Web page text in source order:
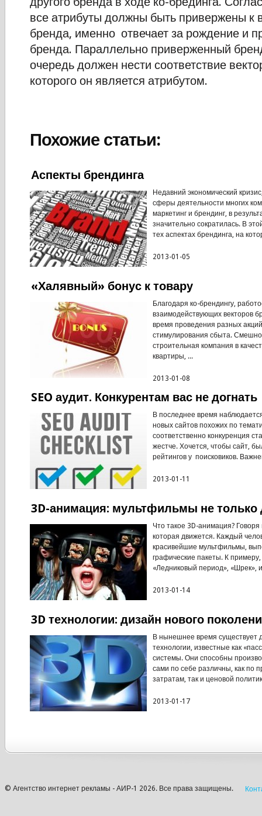
все атрибуты должны быть привержены к
бренда, именно отвечает за рождение и
бренда. Параллельно приверженный
очередь должен нести соответствие
которого он является атрибутом.
Похожие статьи:
Аспекты брендинга
Недавний экономический
сферы деятельности многих
маркетинг и брендинг, в
значительно сократилась. В
тех аспектах брендинга, на
2013-01-05
«Халявный» бонус к товару
Благодаря ко-брендингу,
взаимодействующих векторов
время проведения разных
стимулирования сбыта. Смешно
строительная компания в
квартиры, ...
2013-01-08
SEO аудит. Конкурентам вас не догнать
В последнее время
новых сайтов похожих по
соответственно конкуренция
жестче. Хочется, чтобы сайт,
рейтингов у поисковиков.
2013-01-11
3D-анимация: мультфильмы не только
Что такое 3D-анимация? Говоря
которая движется. Каждый
красивейшие мультфильмы,
графические пакеты. К
«Ледниковый период», «Шрек»,
2013-01-14
3D технологии: дизайн нового
В нынешнее время существует
технологии, известные как
системы. Они способны
сами по себе различны, как по
затратам, так и ценовой
2013-01-17
© Агентство интернет рекламы - АИР-1 2026. Все права защищены.